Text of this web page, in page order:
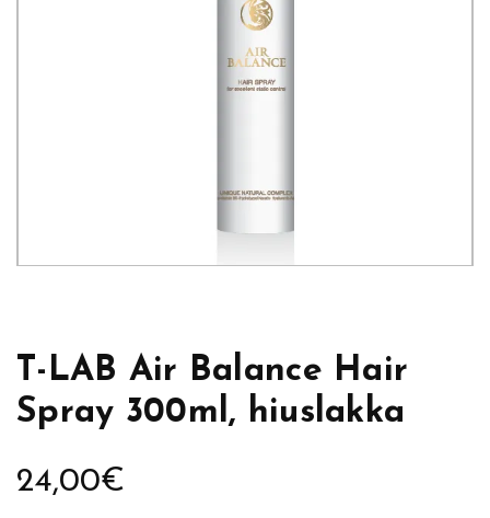
T-LAB Air Balance Hair
Spray 300ml, hiuslakka
24,00€